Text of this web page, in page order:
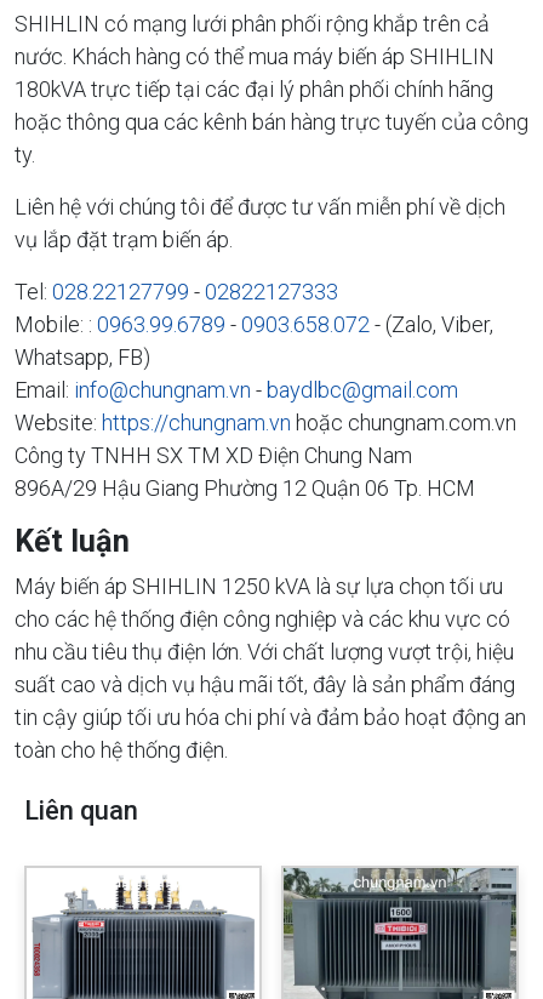
SHIHLIN có mạng lưới phân phối rộng khắp trên cả
nước. Khách hàng có thể mua máy biến áp SHIHLIN
180kVA trực tiếp tại các đại lý phân phối chính hãng
hoặc thông qua các kênh bán hàng trực tuyến của công
ty.
Liên hệ với chúng tôi để được tư vấn miễn phí về dịch
vụ lắp đặt trạm biến áp.
Tel: 028.22127799 -02822127333
Mobile: : 0963.99.6789 -0903.658.072 - (Zalo, Viber,
Whatsapp, FB)
Email: info@chungnam.vn -baydlbc@gmail.com
Website: https://chungnam.vn hoặc chungnam.com.vn
Công ty TNHH SX TM XD Điện Chung Nam
896A/29 Hậu Giang Phường 12 Quận 06 Tp. HCM
Kết luận
Máy biến áp SHIHLIN 1250 kVA là sự lựa chọn tối ưu
cho các hệ thống điện công nghiệp và các khu vực có
nhu cầu tiêu thụ điện lớn. Với chất lượng vượt trội, hiệu
suất cao và dịch vụ hậu mãi tốt, đây là sản phẩm đáng
tin cậy giúp tối ưu hóa chi phí và đảm bảo hoạt động an
toàn cho hệ thống điện.
Liên quan